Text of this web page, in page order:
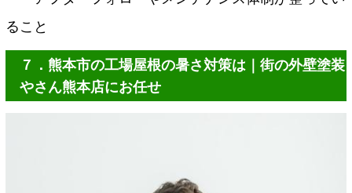
ること
７．熊本市の工場屋根の暑さ対策は｜街の外壁塗装
やさん熊本店にお任せ